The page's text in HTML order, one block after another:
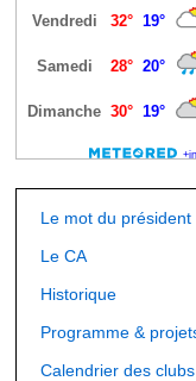
Prévisions Séméac